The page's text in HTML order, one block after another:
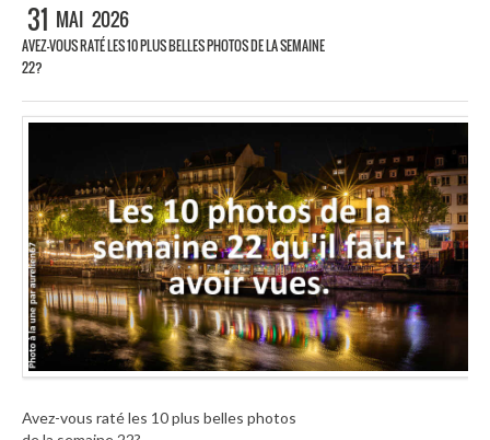
31 MAI 2026
AVEZ-VOUS RATÉ LES 10 PLUS BELLES PHOTOS DE LA SEMAINE
22?
Avez-vous raté les 10 plus belles photos